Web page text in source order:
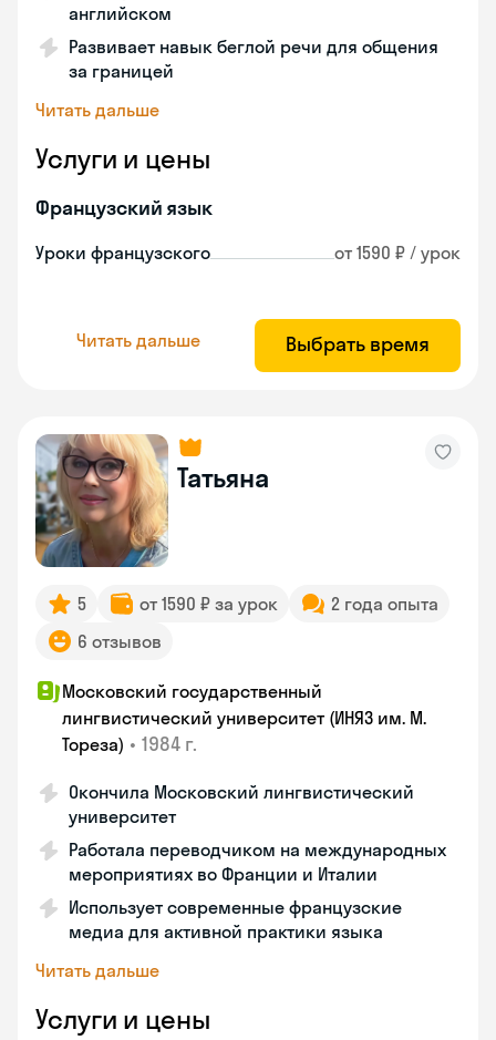
английском
Развивает навык беглой речи для общения
за границей
Читать дальше
Услуги и цены
Французский язык
Уроки французского от 1590 ₽ / урок
Читать дальше Выбрать время
Татьяна
5 от 1590 ₽ за урок
2 года опыта
6 отзывов
Московский государственный
лингвистический университет (ИНЯЗ им. М.
Тореза) • 1984 г.
Окончила Московский лингвистический
университет
Работала переводчиком на международных
мероприятиях во Франции и Италии
Использует современные французские
медиа для активной практики языка
Читать дальше
Услуги и цены